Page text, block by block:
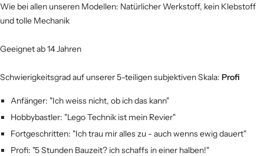
Wie bei allen unseren Modellen: Natürlicher Werkstoff, kein Klebstoff
und tolle Mechanik
Geeignet ab 14 Jahren
Schwierigkeitsgrad auf unserer 5-teiligen subjektiven Skala: Profi
Anfänger: "Ich weiss nicht, ob ich das kann"
Hobbybastler: "Lego Technik ist mein Revier"
Fortgeschritten: "Ich trau mir alles zu - auch wenns ewig dauert"
Profi: "5 Stunden Bauzeit? ich schaffs in einer halben!"